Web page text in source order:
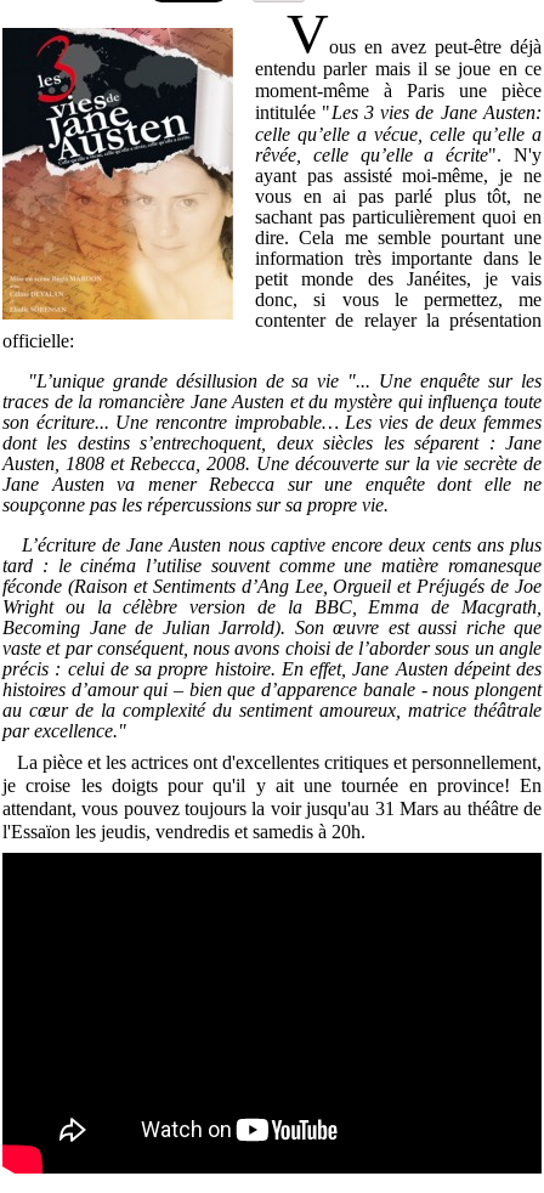
Vous en avez peut-être déjà
entendu parler mais il se joue en ce
moment-même à Paris une pièce
intitulée "Les 3 vies de Jane Austen:
celle qu’elle a vécue, celle qu’elle a
rêvée, celle qu’elle a écrite". N'y
ayant pas assisté moi-même, je ne
vous en ai pas parlé plus tôt, ne
sachant pas particulièrement quoi en
dire. Cela me semble pourtant une
information très importante dans le
petit monde des Janéites, je vais
donc, si vous le permettez, me
contenter de relayer la présentation
officielle:
"L’unique grande désillusion de sa vie "... Une enquête sur les
traces de la romancière Jane Austen et du mystère qui influença toute
son écriture... Une rencontre improbable… Les vies de deux femmes
dont les destins s’entrechoquent, deux siècles les séparent : Jane
Austen, 1808 et Rebecca, 2008. Une découverte sur la vie secrète de
Jane Austen va mener Rebecca sur une enquête dont elle ne
soupçonne pas les répercussions sur sa propre vie.
L’écriture de Jane Austen nous captive encore deux cents ans plus
tard : le cinéma l’utilise souvent comme une matière romanesque
féconde (Raison et Sentiments d’Ang Lee, Orgueil et Préjugés de Joe
Wright ou la célèbre version de la BBC, Emma de Macgrath,
Becoming Jane de Julian Jarrold). Son œuvre est aussi riche que
vaste et par conséquent, nous avons choisi de l’aborder sous un angle
précis : celui de sa propre histoire. En effet, Jane Austen dépeint des
histoires d’amour qui – bien que d’apparence banale - nous plongent
au cœur de la complexité du sentiment amoureux, matrice théâtrale
par excellence."
La pièce et les actrices ont d'excellentes critiques et personnellement,
je croise les doigts pour qu'il y ait une tournée en province! En
attendant, vous pouvez toujours la voir jusqu'au 31 Mars au théâtre de
l'Essaïon les jeudis, vendredis et samedis à 20h.